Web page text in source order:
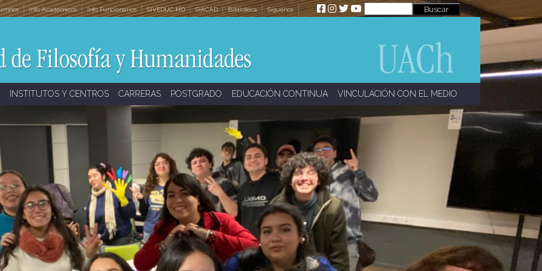
Info Académicos Info Funcionarios SIVEDUC MD SIACAD Biblioteca Síguenos
INSTITUTOS Y CENTROS CARRERAS POSTGRADO EDUCACIÓN CONTINUA VINCULACIÓN CON EL MEDIO